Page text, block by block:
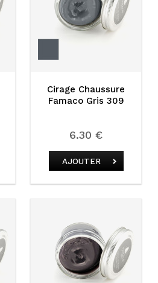
Cirage Chaussure
Famaco Gris 309
6.30 €
AJOUTER